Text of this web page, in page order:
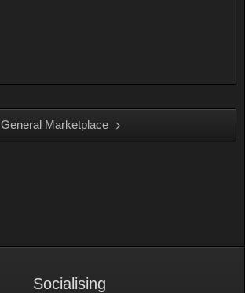
General Marketplace
Socialising